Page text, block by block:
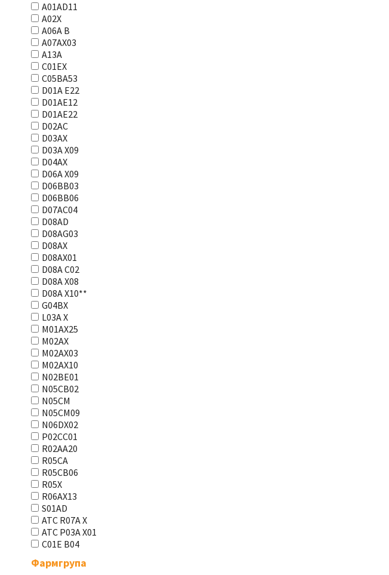
A01AD11
A02X
A06A В
A07AX03
A13A
C01EX
C05BA53
D01A E22
D01AE12
D01AE22
D02AC
D03AX
D03A X09
D04AX
D06A X09
D06BB03
D06BB06
D07AC04
D08AD
D08AG03
D08AX
D08AX01
D08А С02
D08А Х08
D08А Х10**
G04BX
L03А Х
M01AX25
M02AX
M02AX03
M02AX10
N02BE01
N05CB02
N05CM
N05CM09
N06DX02
P02CC01
R02AA20
R05CA
R05CB06
R05X
R06AX13
S01AD
АТС R07A X
АТС Р03А Х01
С01Е В04
Фармгрупа